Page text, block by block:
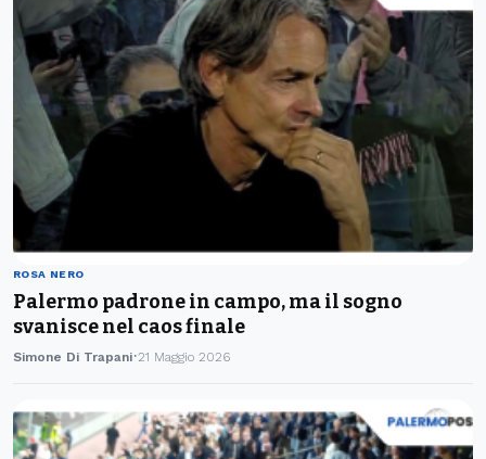
ROSA NERO
Palermo padrone in campo, ma il sogno
svanisce nel caos finale
Simone Di Trapani 21 Maggio 2026